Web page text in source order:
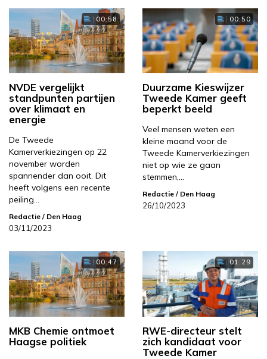
00:58
NVDE vergelijkt
standpunten partijen
over klimaat en
energie
De Tweede
Kamerverkiezingen op 22
november worden
spannender dan ooit. Dit
heeft volgens een recente
peiling…
Redactie / Den Haag
03/11/2023
00:50
Duurzame Kieswijzer
Tweede Kamer geeft
beperkt beeld
Veel mensen weten een
kleine maand voor de
Tweede Kamerverkiezingen
niet op wie ze gaan
stemmen,…
Redactie / Den Haag
26/10/2023
00:47
MKB Chemie ontmoet
Haagse politiek
01:29
RWE-directeur stelt
zich kandidaat voor
Tweede Kamer